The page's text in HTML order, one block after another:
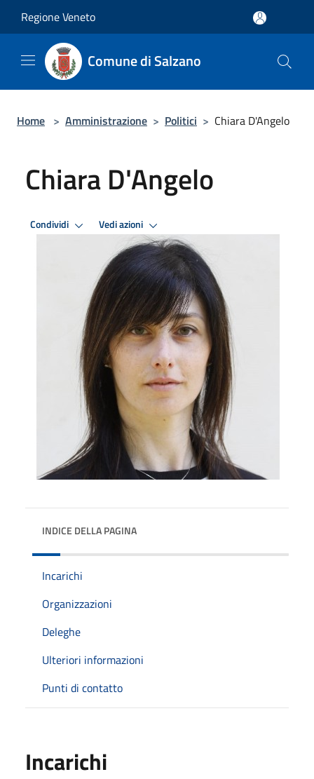
Regione Veneto
Comune di Salzano
Home > Amministrazione > Politici > Chiara D'Angelo
Chiara D'Angelo
Condividi Vedi azioni
INDICE DELLA PAGINA
Incarichi
Organizzazioni
Deleghe
Ulteriori informazioni
Punti di contatto
Incarichi